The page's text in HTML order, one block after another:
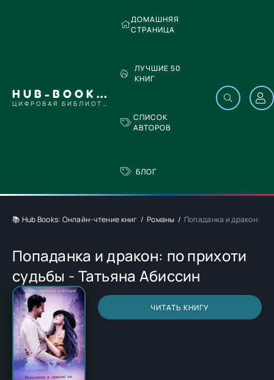
HUB-BOOKS.COM
ЦИФРОВАЯ БИБЛИОТЕКА
ДОМАШНЯЯ
СТРАНИЦА
ЛУЧШИЕ 50
КНИГ
СПИСОК
АВТОРОВ
БЛОГ
📚 Hub Books: Онлайн-чтение книг Романы Попаданка и дракон: по
Попаданка и дракон: по прихоти
судьбы - Татьяна Абиссин
ЧИТАТЬ КНИГУ